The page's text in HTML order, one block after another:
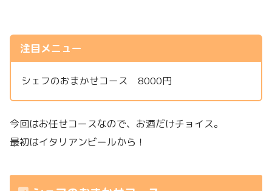
注目メニュー
シェフのおまかせコース 8000円
今回はお任せコースなので、お酒だけチョイス。
最初はイタリアンビールから！